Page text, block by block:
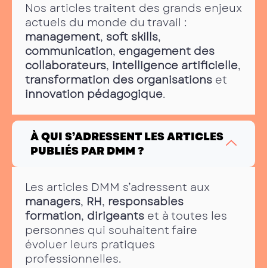
Nos articles traitent des grands enjeux
actuels du monde du travail :
management, soft skills,
communication, engagement des
collaborateurs, intelligence artificielle,
transformation des organisations et
innovation pédagogique.
À QUI S’ADRESSENT LES ARTICLES
PUBLIÉS PAR DMM ?
Les articles DMM s’adressent aux
managers, RH, responsables
formation, dirigeants et à toutes les
personnes qui souhaitent faire
évoluer leurs pratiques
professionnelles.